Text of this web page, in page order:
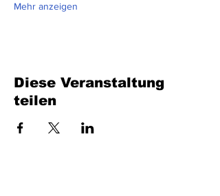
Mehr anzeigen
Diese Veranstaltung
teilen